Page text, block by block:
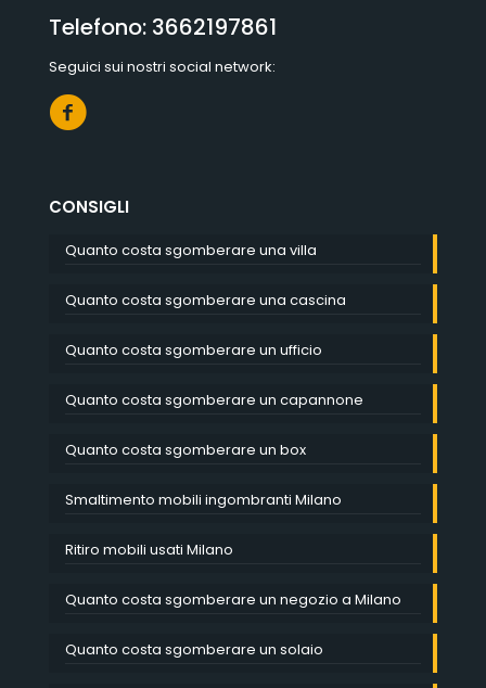
Telefono: 3662197861
Seguici sui nostri social network:
CONSIGLI
Quanto costa sgomberare una villa
Quanto costa sgomberare una cascina
Quanto costa sgomberare un ufficio
Quanto costa sgomberare un capannone
Quanto costa sgomberare un box
Smaltimento mobili ingombranti Milano
Ritiro mobili usati Milano
Quanto costa sgomberare un negozio a Milano
Quanto costa sgomberare un solaio